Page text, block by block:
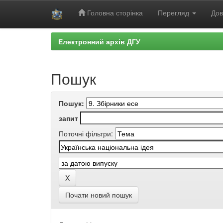
Головна сторінка Перегляд
Електронний архів ДГУ
Пошук
Пошук:
запит
Поточні фільтри:
Почати новий пошук